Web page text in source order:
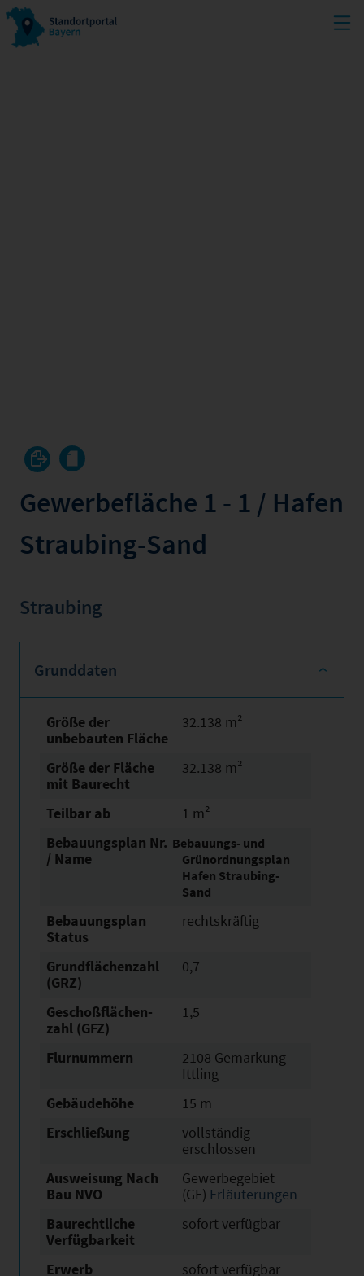
Gewerbefläche 1 - 1 / Hafen
Straubing-Sand
Straubing
Grunddaten
Größe der
unbebauten Fläche
32.138 m²
Größe der Fläche
mit Baurecht
32.138 m²
Teilbar ab
1 m²
Bebauungsplan Nr.
/ Name
Bebauungs- und
Grünordnungsplan
Hafen Straubing-
Sand
Bebauungsplan
Status
rechtskräftig
Grundflächen­zahl
(GRZ)
0,7
Geschoßflächen­
zahl (GFZ)
1,5
Flurnummern
2108 Gemarkung
Ittling
Gebäudehöhe
15 m
Erschließung
vollständig
erschlossen
Ausweisung Nach
Bau NVO
Gewerbegebiet
(GE) Erläuterungen
Baurechtliche
Verfügbarkeit
sofort verfügbar
Erwerb
sofort verfügbar